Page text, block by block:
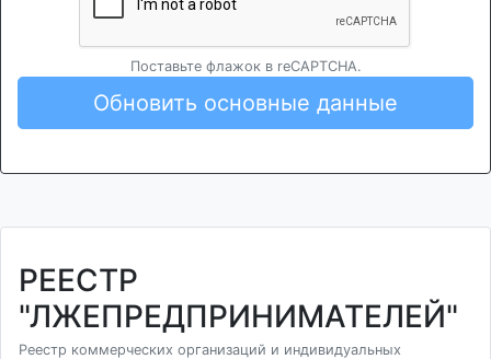
Поставьте флажок в reCAPTCHA.
Обновить основные данные
РЕЕСТР
"ЛЖЕПРЕДПРИНИМАТЕЛЕЙ"
Реестр коммерческих организаций и индивидуальных